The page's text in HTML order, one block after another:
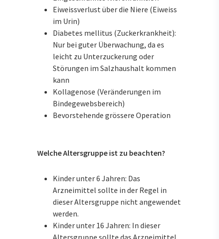
Eiweissverlust über die Niere (Eiweiss
im Urin)
Diabetes mellitus (Zuckerkrankheit):
Nur bei guter Überwachung, da es
leicht zu Unterzuckerung oder
Störungen im Salzhaushalt kommen
kann
Kollagenose (Veränderungen im
Bindegewebsbereich)
Bevorstehende grössere Operation
Welche Altersgruppe ist zu beachten?
Kinder unter 6 Jahren: Das
Arzneimittel sollte in der Regel in
dieser Altersgruppe nicht angewendet
werden.
Kinder unter 16 Jahren: In dieser